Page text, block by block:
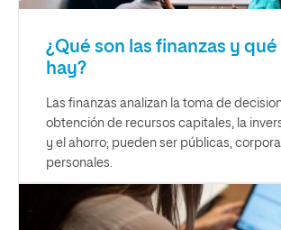
¿Qué son las finanzas y
hay?
Las finanzas analizan la toma de
obtención de recursos capitales, la
y el ahorro; pueden ser públicas,
personales.